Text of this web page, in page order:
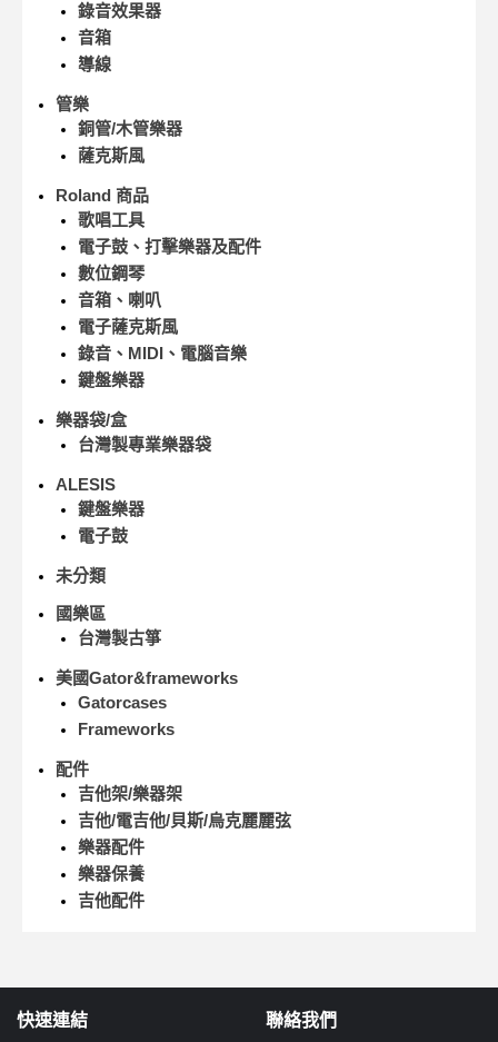
錄音效果器
音箱
導線
管樂
銅管/木管樂器
薩克斯風
Roland 商品
歌唱工具
電子鼓、打擊樂器及配件
數位鋼琴
音箱、喇叭
電子薩克斯風
錄音、MIDI、電腦音樂
鍵盤樂器
樂器袋/盒
台灣製專業樂器袋
ALESIS
鍵盤樂器
電子鼓
未分類
國樂區
台灣製古箏
美國Gator&frameworks
Gatorcases
Frameworks
配件
吉他架/樂器架
吉他/電吉他/貝斯/烏克麗麗弦
樂器配件
樂器保養
吉他配件
快速連結 聯絡我們